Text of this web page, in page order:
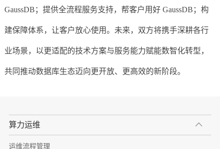
GaussDB；提供全流程服务支持，帮客户用好 GaussDB；构
建保障体系，让客户放心使用。未来，双方将携手深耕各行
业场景，以更适配的技术方案与服务能力赋能数智化转型，
共同推动数据库生态迈向更开放、更高效的新阶段。
算力运维
运维流程管理